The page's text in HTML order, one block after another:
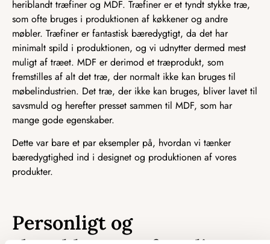
heriblandt træfiner og MDF. Træfiner er et tyndt stykke træ,
som ofte bruges i produktionen af køkkener og andre
møbler. Træfiner er fantastisk bæredygtigt, da det har
minimalt spild i produktionen, og vi udnytter dermed mest
muligt af træet. MDF er derimod et træprodukt, som
fremstilles af alt det træ, der normalt ikke kan bruges til
møbelindustrien. Det træ, der ikke kan bruges, bliver lavet til
savsmuld og herefter presset sammen til MDF, som har
mange gode egenskaber.
Dette var bare et par eksempler på, hvordan vi tænker
bæredygtighed ind i designet og produktionen af vores
produkter.
Personligt og